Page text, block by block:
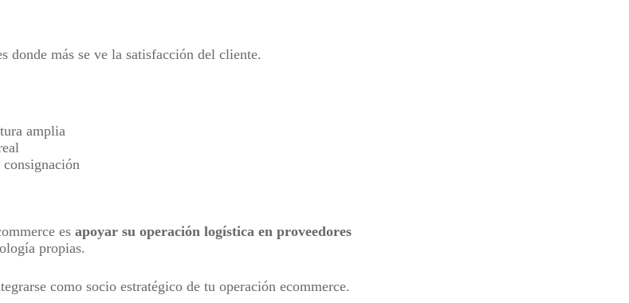
donde más se ve la satisfacción del cliente.
amplia
consignación
es apoyar su operación logística en proveedores
propias.
como socio estratégico de tu operación ecommerce.